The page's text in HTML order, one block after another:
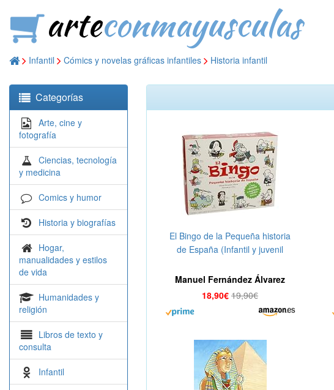
arteconmayusculas
Infantil Cómics y novelas gráficas infantiles Historia infantil
Categorías
Arte, cine y
fotografía
Ciencias, tecnología
y medicina
Comics y humor
Historia y biografías
Hogar,
manualidades y estilos
de vida
Humanidades y
religión
Libros de texto y
consulta
Infantil
El Bingo de la Pequeña historia
de España (Infantil y juvenil
Manuel Fernández Álvarez
18,90€ 19,90€